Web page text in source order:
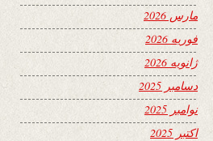
مارس 2026
فوریه 2026
ژانویه 2026
دسامبر 2025
نوامبر 2025
اکتبر 2025